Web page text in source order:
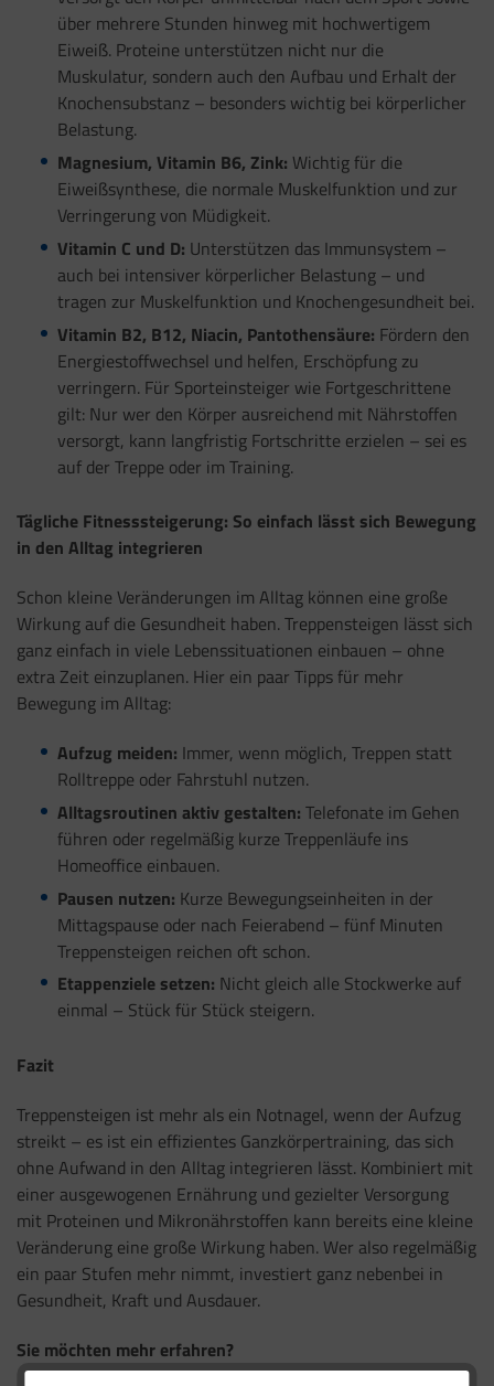
über mehrere Stunden hinweg mit hochwertigem
Eiweiß. Proteine unterstützen nicht nur die
Muskulatur, sondern auch den Aufbau und Erhalt der
Knochensubstanz – besonders wichtig bei körperlicher
Belastung.
Magnesium, Vitamin B6, Zink: Wichtig für die
Eiweißsynthese, die normale Muskelfunktion und zur
Verringerung von Müdigkeit.
Vitamin C und D: Unterstützen das Immunsystem –
auch bei intensiver körperlicher Belastung – und
tragen zur Muskelfunktion und Knochengesundheit bei.
Vitamin B2, B12, Niacin, Pantothensäure: Fördern den
Energiestoffwechsel und helfen, Erschöpfung zu
verringern. Für Sporteinsteiger wie Fortgeschrittene
gilt: Nur wer den Körper ausreichend mit Nährstoffen
versorgt, kann langfristig Fortschritte erzielen – sei es
auf der Treppe oder im Training.
Tägliche Fitnesssteigerung: So einfach lässt sich Bewegung
in den Alltag integrieren
Schon kleine Veränderungen im Alltag können eine große
Wirkung auf die Gesundheit haben. Treppensteigen lässt sich
ganz einfach in viele Lebenssituationen einbauen – ohne
extra Zeit einzuplanen. Hier ein paar Tipps für mehr
Bewegung im Alltag:
Aufzug meiden: Immer, wenn möglich, Treppen statt
Rolltreppe oder Fahrstuhl nutzen.
Alltagsroutinen aktiv gestalten: Telefonate im Gehen
führen oder regelmäßig kurze Treppenläufe ins
Homeoffice einbauen.
Pausen nutzen: Kurze Bewegungseinheiten in der
Mittagspause oder nach Feierabend – fünf Minuten
Treppensteigen reichen oft schon.
Etappenziele setzen: Nicht gleich alle Stockwerke auf
einmal – Stück für Stück steigern.
Fazit
Treppensteigen ist mehr als ein Notnagel, wenn der Aufzug
streikt – es ist ein effizientes Ganzkörpertraining, das sich
ohne Aufwand in den Alltag integrieren lässt. Kombiniert mit
einer ausgewogenen Ernährung und gezielter Versorgung
mit Proteinen und Mikronährstoffen kann bereits eine kleine
Veränderung eine große Wirkung haben. Wer also regelmäßig
ein paar Stufen mehr nimmt, investiert ganz nebenbei in
Gesundheit, Kraft und Ausdauer.
Sie möchten mehr erfahren?